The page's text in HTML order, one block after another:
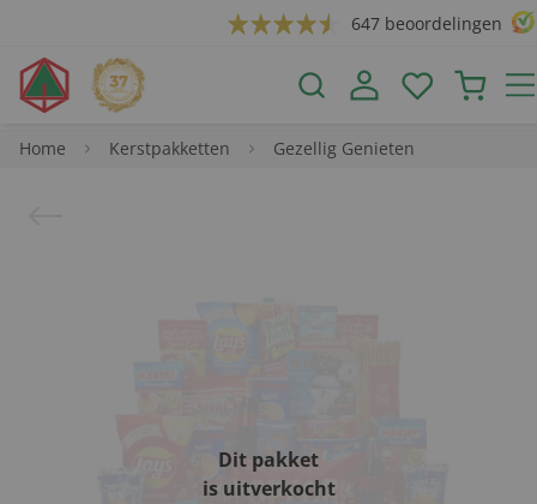
647 beoordelingen
Home Kerstpakketten Gezellig Genieten
Dit pakket
is uitverkocht